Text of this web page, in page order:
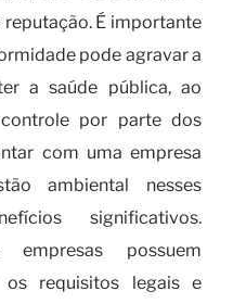
reputação. É importante
pode agravar a
a saúde pública, ao
por parte dos
com uma empresa
ambiental nesses
significativos.
empresas possuem
requisitos legais e